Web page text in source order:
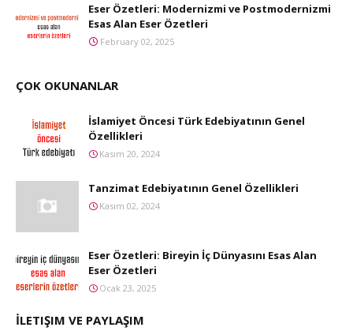
Eser Özetleri: Modernizmi ve Postmodernizmi
Esas Alan Eser Özetleri
February 02, 2025
ÇOK OKUNANLAR
İslamiyet Öncesi Türk Edebiyatının Genel
Özellikleri
Kasım 20, 2024
Tanzimat Edebiyatının Genel Özellikleri
Kasım 02, 2024
Eser Özetleri: Bireyin İç Dünyasını Esas Alan
Eser Özetleri
Ocak 23, 2025
İLETIŞIM VE PAYLAŞIM